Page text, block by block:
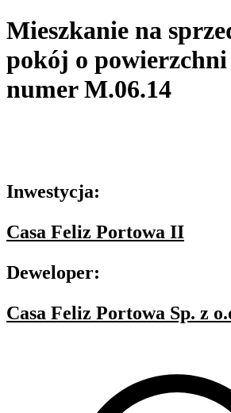
Mieszkanie na
pokój o powierzchni
numer M.06.14
Inwestycja:
Casa Feliz Portowa II
Deweloper:
Casa Feliz Portowa Sp. z